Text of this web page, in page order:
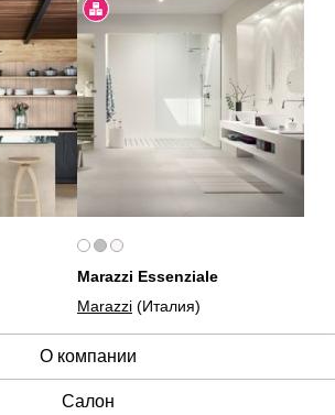
Marazzi Essenziale
Marazzi (Италия)
О компании
Cалон